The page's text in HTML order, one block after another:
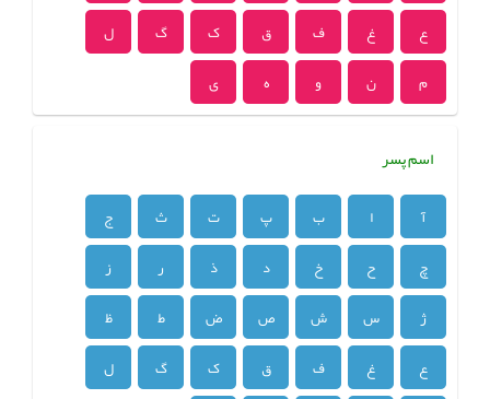
ع
غ ف ق ک گ
ل
م
ن و ه ی
اسم پسر
آ ا ب پ ت ث
ج
چ
ح خ د ذ ر
ز
ژ
س ش ص ض ط
ظ
ع
غ ف ق ک گ
ل